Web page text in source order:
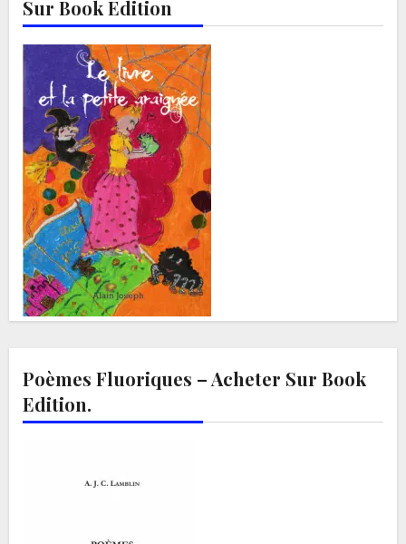
Sur Book Edition
Poèmes Fluoriques – Acheter Sur Book
Edition.